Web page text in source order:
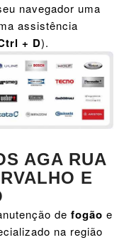
navegador uma
assistência
+ D).
AGA RUA
E
de fogão e
na região